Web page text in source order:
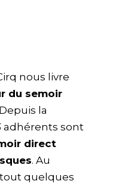
nous livre
du semoir
la
adhérents sont
direct
. Au
quelques